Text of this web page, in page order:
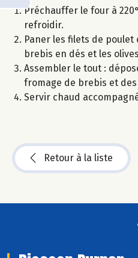
Préchauffer le four à
refroidir.
Paner les filets de
brebis en dés et les
Assembler le tout :
fromage de brebis et
Servir chaud
Retour à la liste